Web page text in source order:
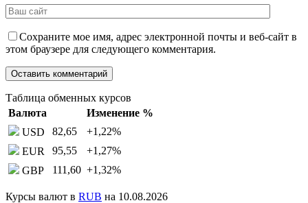
Сохраните мое имя, адрес электронной почты и веб-сайт в
этом браузере для следующего комментария.
Таблица обменных курсов
Валюта
Изменение %
USD
82,65 +1,22%
EUR
95,55 +1,27%
GBP
111,60 +1,32%
Курсы валют в RUB на 10.08.2026